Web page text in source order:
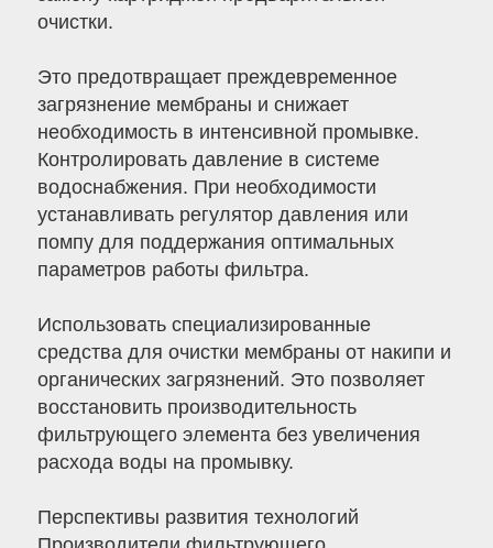
очистки.
Это предотвращает преждевременное
загрязнение мембраны и снижает
необходимость в интенсивной промывке.
Контролировать давление в системе
водоснабжения. При необходимости
устанавливать регулятор давления или
помпу для поддержания оптимальных
параметров работы фильтра.
Использовать специализированные
средства для очистки мембраны от накипи и
органических загрязнений. Это позволяет
восстановить производительность
фильтрующего элемента без увеличения
расхода воды на промывку.
Перспективы развития технологий